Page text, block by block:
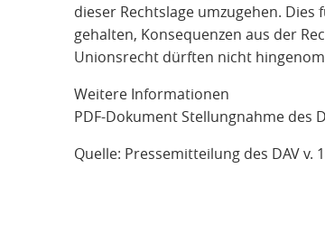
dieser Rechtslage umzugehen.
gehalten, Konsequenzen aus der
Unionsrecht dürften nicht
Weitere Informationen
PDF-Dokument Stellungnahme des
Quelle: Pressemitteilung des DAV v.